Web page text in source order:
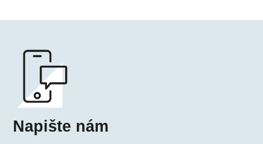
Napište nám